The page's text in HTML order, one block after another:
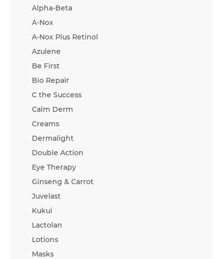
Alpha-Beta
A-Nox
A-Nox Plus Retinol
Azulene
Be First
Bio Repair
C the Success
Calm Derm
Creams
Dermalight
Double Action
Eye Therapy
Ginseng & Carrot
Juvelast
Kukui
Lactolan
Lotions
Masks